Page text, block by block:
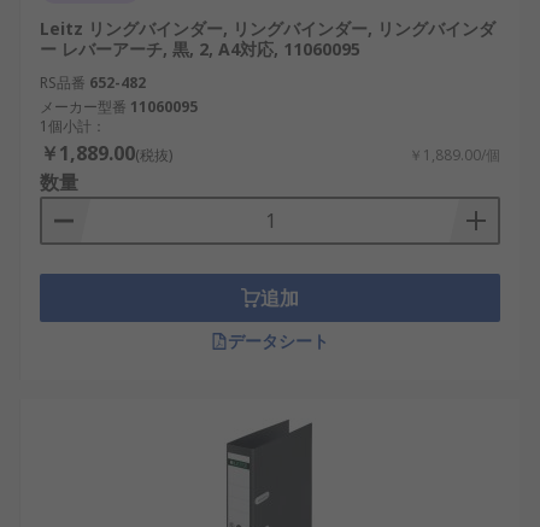
ための穴が空いています。また、書類の保護機能も
提供し、アクセスが簡単で、用紙に穴を空ける必要
はありません。 リングバインダーはどのような用途
で使用されますか? 教育用職場ホームファイリング
ホテルディスプレイコレクション(カード、スタンプ
など)スクラップブッキング
Leitz リングバインダー, リングバインダー, リングバインダ
ー レバーアーチ, 黒, 2, A4対応, 11060095
RS品番 652-482
メーカー型番 11060095
1個小計：
￥1,889.00(税抜) ￥1,889.00/個
数量
追加
データシート